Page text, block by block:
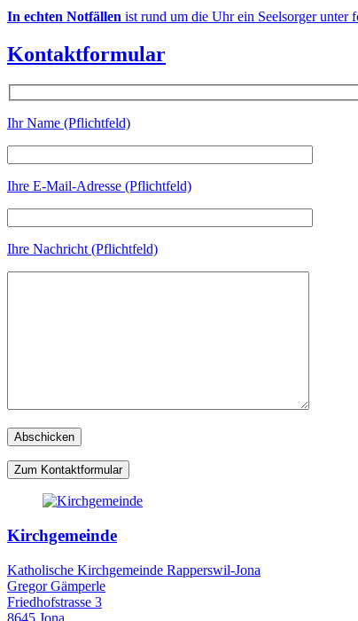
In echten Notfällen ist rund um die Uhr ein Seelsorger unter
Kontaktformular
Ihr Name (Pflichtfeld)
Ihre E-Mail-Adresse (Pflichtfeld)
Ihre Nachricht (Pflichtfeld)
Zum Kontaktformular
Kirchgemeinde
Katholische Kirchgemeinde Rapperswil-Jona
Gregor Gämperle
Friedhofstrasse 3
8645 Jona